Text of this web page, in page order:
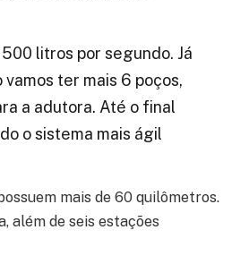
litros por segundo. Já
ter mais 6 poços,
a adutora. Até o final
o sistema mais ágil
mais de 60 quilômetros.
além de seis estações